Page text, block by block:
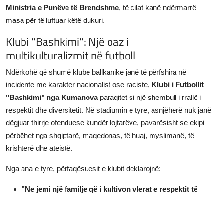
Ministria e Punëve të Brendshme, të cilat kanë ndërmarrë
masa për të luftuar këtë dukuri.
Klubi "Bashkimi": Një oaz i
multikulturalizmit në futboll
Ndërkohë që shumë klube ballkanike janë të përfshira në
incidente me karakter nacionalist ose raciste, Klubi i Futbollit
"Bashkimi" nga Kumanovaparaqitet si një shembull i rrallë i
respektit dhe diversitetit. Në stadiumin e tyre, asnjëherë nuk janë
dëgjuar thirrje ofenduese kundër lojtarëve, pavarësisht se ekipi
përbëhet nga shqiptarë, maqedonas, të huaj, myslimanë, të
krishterë dhe ateistë.
Nga ana e tyre, përfaqësuesit e klubit deklarojnë:
"Ne jemi një familje që i kultivon vlerat e respektit të